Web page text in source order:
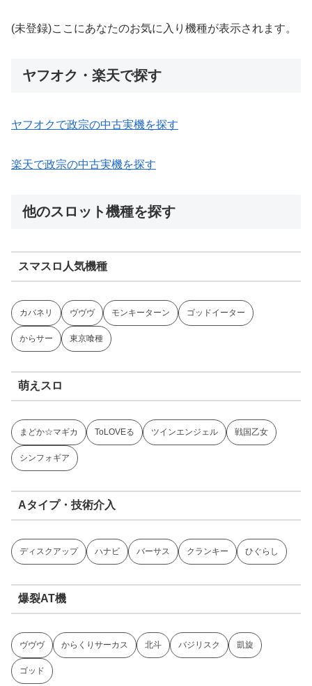
(未登録)ここにあなたのお気に入り機種が表示されます。
ヤフオク・楽天で探す
ヤフオクで政宗の中古実機を探す
楽天で政宗の中古実機を探す
他のスロット機種を探す
スマスロ人気機種
カバネリ ヴヴヴ モンキーターン ゴッドイーター
からサー 東京喰種
萌えスロ
まどか☆マギカ ToLOVEる ツインエンジェル 戦国乙女
シンフォギア
Aタイプ・技術介入
ディスクアップ ハナビ バーサス クランキー ひぐらし
爆裂AT機
ヴヴヴ からくりサーカス 北斗 バジリスク 凱旋
ゴッド